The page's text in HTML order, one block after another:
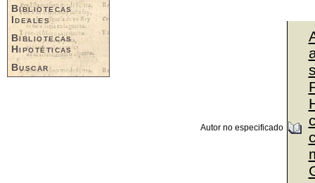
Bibliotecas
Ideales
Bibliotecas
Hipotéticas
Buscar
Autor no especificado